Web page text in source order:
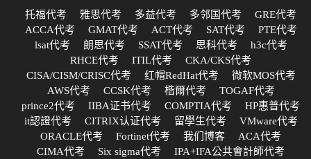
托福代考 雅思代考 多益代考 多邻国代考
GRE代考
ACCA代考
GMAT代考 ACT代考 SAT代考
PTE代考
lsat代考
朗思代考 SSAT代考 思科代考
h3c代考
RHCE代考
ITIL代考
CKA/CKS代考
CISA/CISM/CRISC代考
红帽RedHat代考
微软MOS代考
AWS代考
CCSK代考 楷爾代考
TOGAF代考
prince2代考
IIBA证书代考 COMPTIA代考
HP惠普代考
it認證代考
CITRIX认证代考 留學生代考
VMware代考
ORACLE代考
Fortinet代考 我们博客
ACA代考
CIMA代考
Six sigma代考
IPA+IFA公共會計師代考